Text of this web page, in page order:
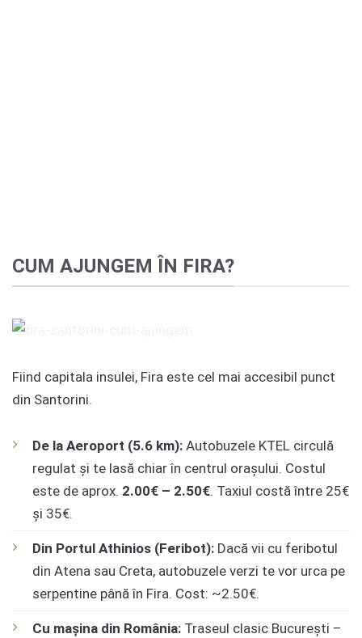
CUM AJUNGEM ÎN FIRA?
Fiind capitala insulei, Fira este cel mai accesibil punct
din Santorini.
De la Aeroport (5.6 km): Autobuzele KTEL circulă
regulat și te lasă chiar în centrul orașului. Costul
este de aprox. 2.00€ – 2.50€. Taxiul costă între 25€
și 35€.
Din Portul Athinios (Feribot): Dacă vii cu feribotul
din Atena sau Creta, autobuzele verzi te vor urca pe
serpentine până în Fira. Cost: ~2.50€.
Cu mașina din România: Traseul clasic București –